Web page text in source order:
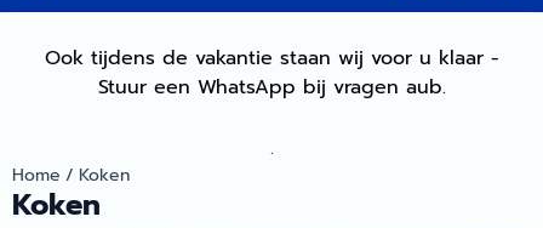
Ook tijdens de vakantie staan wij voor u klaar -
Stuur een WhatsApp bij vragen aub.
.
Home / Koken
Koken